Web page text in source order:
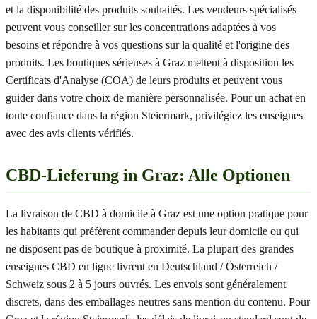
et la disponibilité des produits souhaités. Les vendeurs spécialisés
peuvent vous conseiller sur les concentrations adaptées à vos
besoins et répondre à vos questions sur la qualité et l'origine des
produits. Les boutiques sérieuses à Graz mettent à disposition les
Certificats d'Analyse (COA) de leurs produits et peuvent vous
guider dans votre choix de manière personnalisée. Pour un achat en
toute confiance dans la région Steiermark, privilégiez les enseignes
avec des avis clients vérifiés.
CBD-Lieferung in Graz: Alle Optionen
La livraison de CBD à domicile à Graz est une option pratique pour
les habitants qui préfèrent commander depuis leur domicile ou qui
ne disposent pas de boutique à proximité. La plupart des grandes
enseignes CBD en ligne livrent en Deutschland / Österreich /
Schweiz sous 2 à 5 jours ouvrés. Les envois sont généralement
discrets, dans des emballages neutres sans mention du contenu. Pour